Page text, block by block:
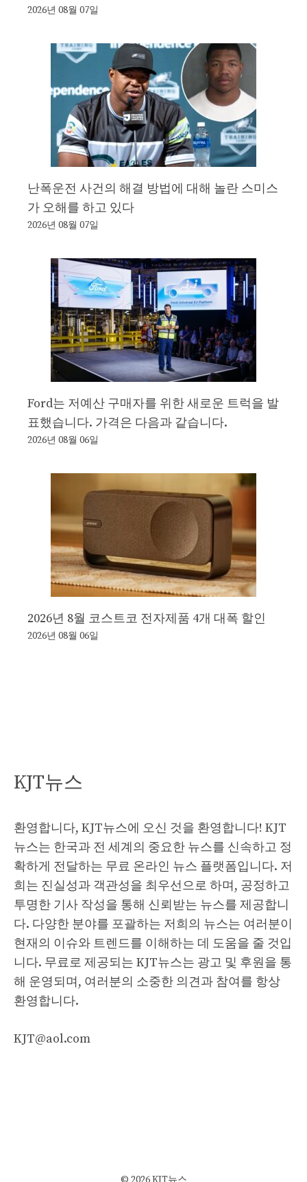
2026년 08월 07일
난폭운전 사건의 해결 방법에 대해 놀란 스미스
가 오해를 하고 있다
2026년 08월 07일
Ford는 저예산 구매자를 위한 새로운 트럭을 발
표했습니다. 가격은 다음과 같습니다.
2026년 08월 06일
2026년 8월 코스트코 전자제품 4개 대폭 할인
2026년 08월 06일
KJT뉴스
환영합니다, KJT뉴스에 오신 것을 환영합니다! KJT
뉴스는 한국과 전 세계의 중요한 뉴스를 신속하고 정
확하게 전달하는 무료 온라인 뉴스 플랫폼입니다. 저
희는 진실성과 객관성을 최우선으로 하며, 공정하고
투명한 기사 작성을 통해 신뢰받는 뉴스를 제공합니
다. 다양한 분야를 포괄하는 저희의 뉴스는 여러분이
현재의 이슈와 트렌드를 이해하는 데 도움을 줄 것입
니다. 무료로 제공되는 KJT뉴스는 광고 및 후원을 통
해 운영되며, 여러분의 소중한 의견과 참여를 항상
환영합니다.
KJT@aol.com